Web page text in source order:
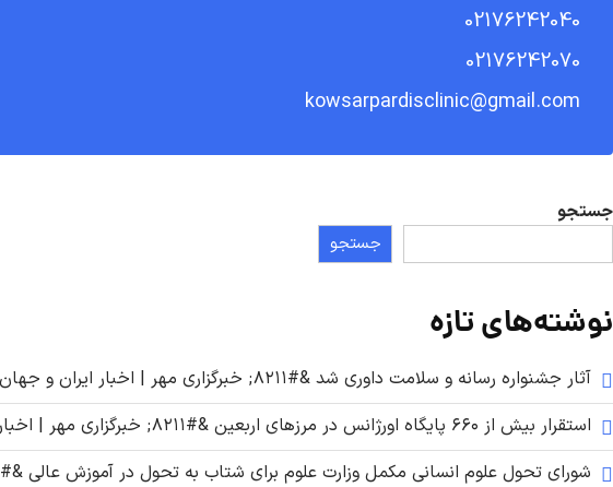
02176242040
02176242070
kowsarpardisclinic@gmail.com
جستجو
جستجو
نوشته‌های تازه
آثار جشنواره رسانه و سلامت داوری شد &#۸۲۱۱; خبرگزاری مهر | اخبار ایران و جهان
استقرار بیش از ۶۶۰ پایگاه اورژانس در مرزهای اربعین &#۸۲۱۱; خبرگزاری مهر | اخبار ایران و جهان
شورای تحول علوم انسانی مکمل وزارت علوم برای شتاب به تحول در آموزش عالی &#۸۲۱۱; خبرگزاری مهر | اخبار ایران و جهان